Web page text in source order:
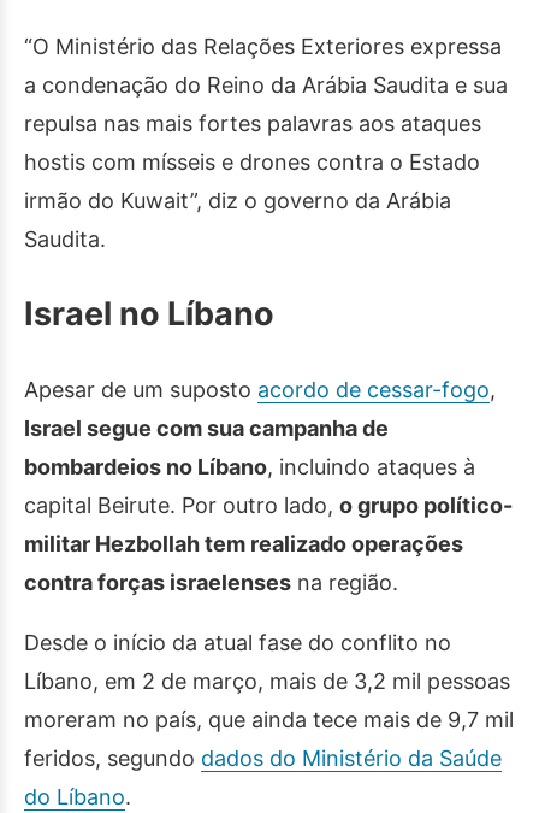
“O Ministério das Relações Exteriores expressa
a condenação do Reino da Arábia Saudita e sua
repulsa nas mais fortes palavras aos ataques
hostis com mísseis e drones contra o Estado
irmão do Kuwait”, diz o governo da Arábia
Saudita.
Israel no Líbano
Apesar de um suposto acordo de cessar-fogo,
Israel segue com sua campanha de
bombardeios no Líbano, incluindo ataques à
capital Beirute. Por outro lado, o grupo político-
militar Hezbollah tem realizado operações
contra forças israelenses na região.
Desde o início da atual fase do conflito no
Líbano, em 2 de março, mais de 3,2 mil pessoas
moreram no país, que ainda tece mais de 9,7 mil
feridos, segundo dados do Ministério da Saúde
do Líbano.